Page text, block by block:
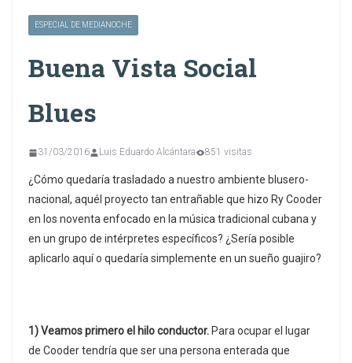
ESPECIAL DE MEDIANOCHE
Buena Vista Social
Blues
31/03/2016 Luis Eduardo Alcántara 851 visitas
¿Cómo quedaría trasladado a nuestro ambiente blusero-
nacional, aquél proyecto tan entrañable que hizo Ry Cooder
en los noventa enfocado en la música tradicional cubana y
en un grupo de intérpretes específicos? ¿Sería posible
aplicarlo aquí o quedaría simplemente en un sueño guajiro?
1) Veamos primero el hilo conductor. Para ocupar el lugar
de Cooder tendría que ser una persona enterada que